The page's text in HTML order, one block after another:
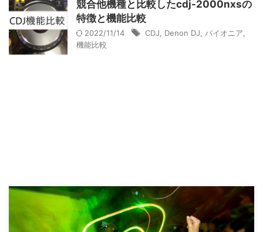
競合他機種と比較したcdj-2000nxsの
特徴と機能比較
2022/11/14 CDJ Denon DJ パイオニア
機能比較